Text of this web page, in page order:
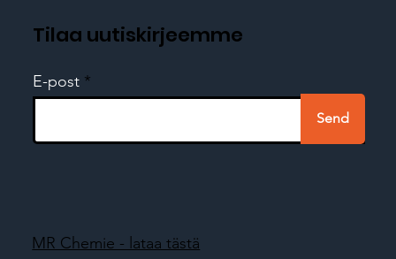
Tilaa uutiskirjeemme
E-post
Send
MR Chemie - lataa tästä